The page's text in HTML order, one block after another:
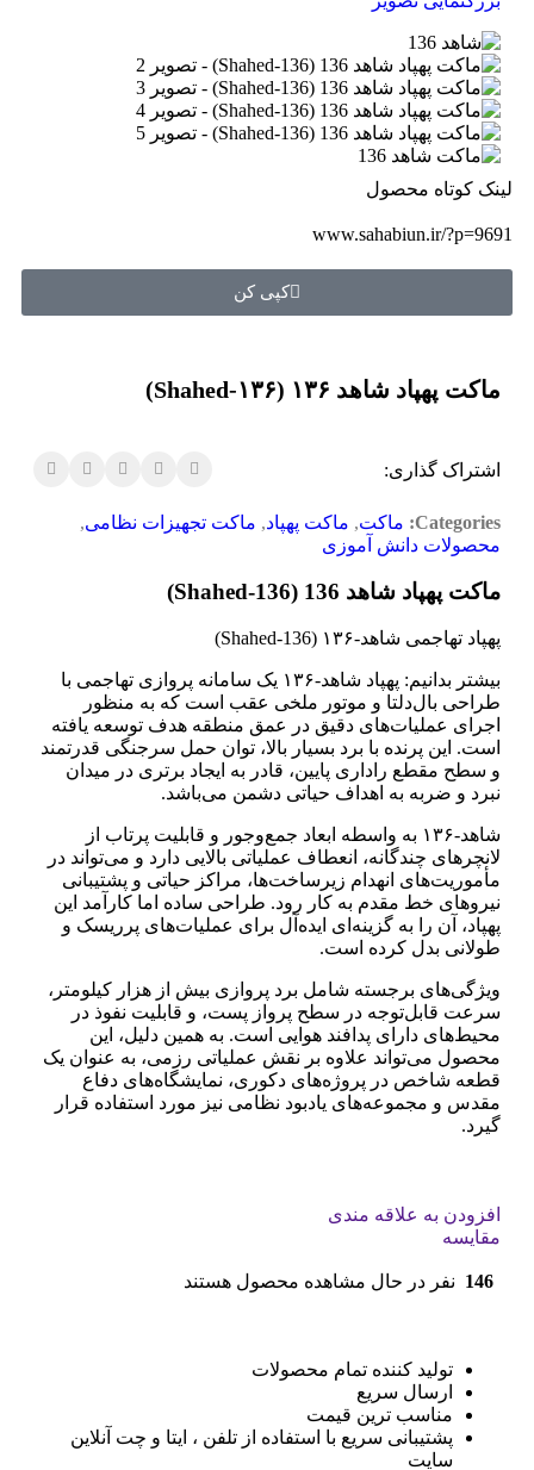
لینک کوتاه محصول
www.sahabiun.ir/?p=9691
کپی کن
ماکت پهپاد شاهد ۱۳۶ (Shahed‑۱۳۶)
اشتراک گذاری:
Categories: ماکت, ماکت پهپاد, ماکت تجهیزات نظامی,
محصولات دانش آموزی
ماکت پهپاد شاهد 136 (Shahed‑136)
پهپاد تهاجمی شاهد‑۱۳۶ (Shahed‑136)
بیشتر بدانیم: پهپاد شاهد‑۱۳۶ یک سامانه پروازی تهاجمی با
طراحی بال‌دلتا و موتور ملخی عقب است که به منظور
اجرای عملیات‌های دقیق در عمق منطقه هدف توسعه یافته
است. این پرنده با برد بسیار بالا، توان حمل سرجنگی قدرتمند
و سطح مقطع راداری پایین، قادر به ایجاد برتری در میدان
نبرد و ضربه به اهداف حیاتی دشمن می‌باشد.
شاهد‑۱۳۶ به واسطه ابعاد جمع‌وجور و قابلیت پرتاب از
لانچرهای چندگانه، انعطاف عملیاتی بالایی دارد و می‌تواند در
مأموریت‌های انهدام زیرساخت‌ها، مراکز حیاتی و پشتیبانی
نیروهای خط مقدم به کار رود. طراحی ساده اما کارآمد این
پهپاد، آن را به گزینه‌ای ایده‌آل برای عملیات‌های پرریسک و
طولانی بدل کرده است.
ویژگی‌های برجسته شامل برد پروازی بیش از هزار کیلومتر،
سرعت قابل‌توجه در سطح پرواز پست، و قابلیت نفوذ در
محیط‌های دارای پدافند هوایی است. به همین دلیل، این
محصول می‌تواند علاوه بر نقش عملیاتی رزمی، به عنوان یک
قطعه شاخص در پروژه‌های دکوری، نمایشگاه‌های دفاع
مقدس و مجموعه‌های یادبود نظامی نیز مورد استفاده قرار
گیرد.
افزودن به علاقه مندی
مقایسه
146 نفر در حال مشاهده محصول هستند
تولید کننده تمام محصولات
ارسال سریع
مناسب ترین قیمت
پشتیبانی سریع با استفاده از تلفن ، ایتا و چت آنلاین
سایت